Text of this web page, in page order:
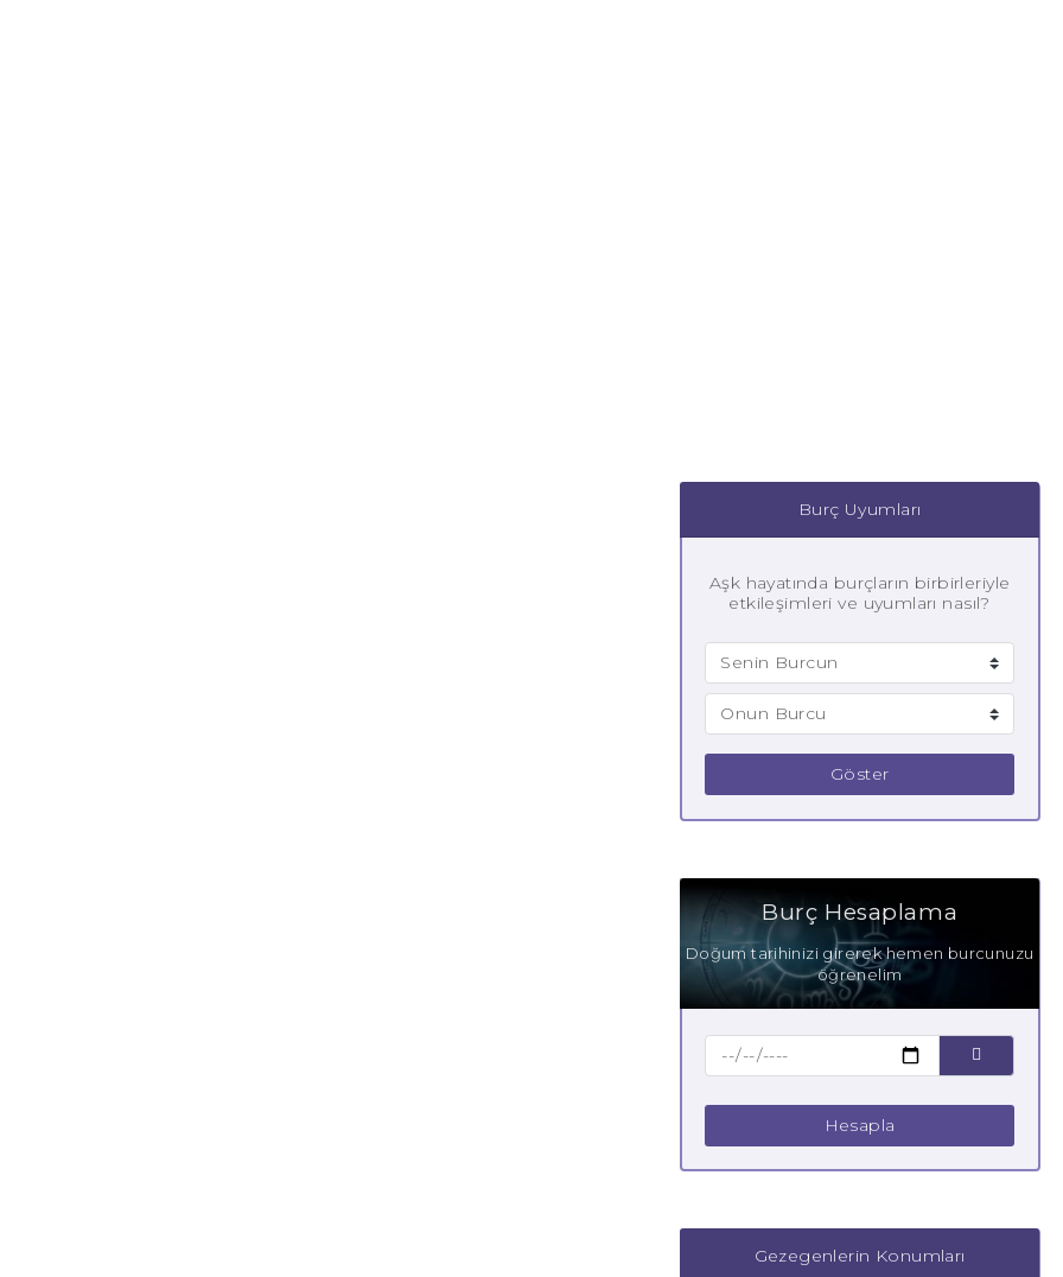
Burç Uyumları
Aşk hayatında burçların birbirleriyle
etkileşimleri ve uyumları nasıl?
Göster
Burç Hesaplama
Doğum tarihinizi girerek hemen burcunuzu
öğrenelim
Hesapla
Gezegenlerin Konumları